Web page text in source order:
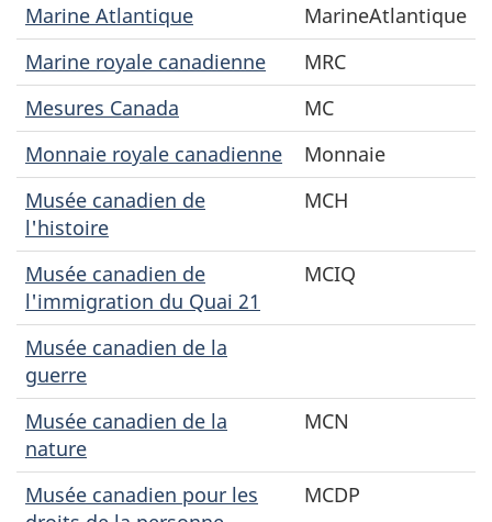
Marine Atlantique
MarineAtlantique
Marine royale canadienne
MRC
Mesures Canada
MC
Monnaie royale canadienne
Monnaie
Musée canadien de
l'histoire
MCH
Musée canadien de
l'immigration du Quai 21
MCIQ
Musée canadien de la
guerre
Musée canadien de la
nature
MCN
Musée canadien pour les
MCDP